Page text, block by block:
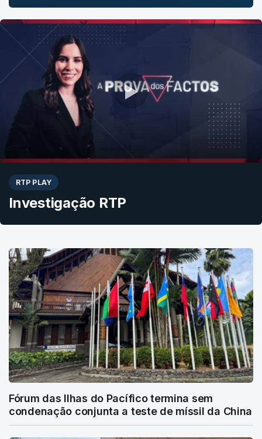
RTP PLAY
Investigação RTP
Fórum das Ilhas do Pacífico termina sem
condenação conjunta a teste de míssil da China